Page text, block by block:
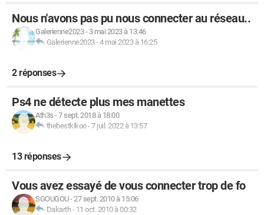
Nous n'avons pas pu nous connecter au réseau..
Galerienne2023- 3 mai 2023 à 13:46
Galerienne2023-4 mai 2023 à 16:25
2 réponses
Ps4 ne détecte plus mes manettes
Ath3s -7 sept. 2018 à 18:00
thebestkikoo-7 juil. 2022 à 13:57
13 réponses
Vous avez essayé de vous connecter trop de fo
SGOUGOU-27 sept. 2010 à 15:06
Dakarth- 11 oct. 2010 à 00:32